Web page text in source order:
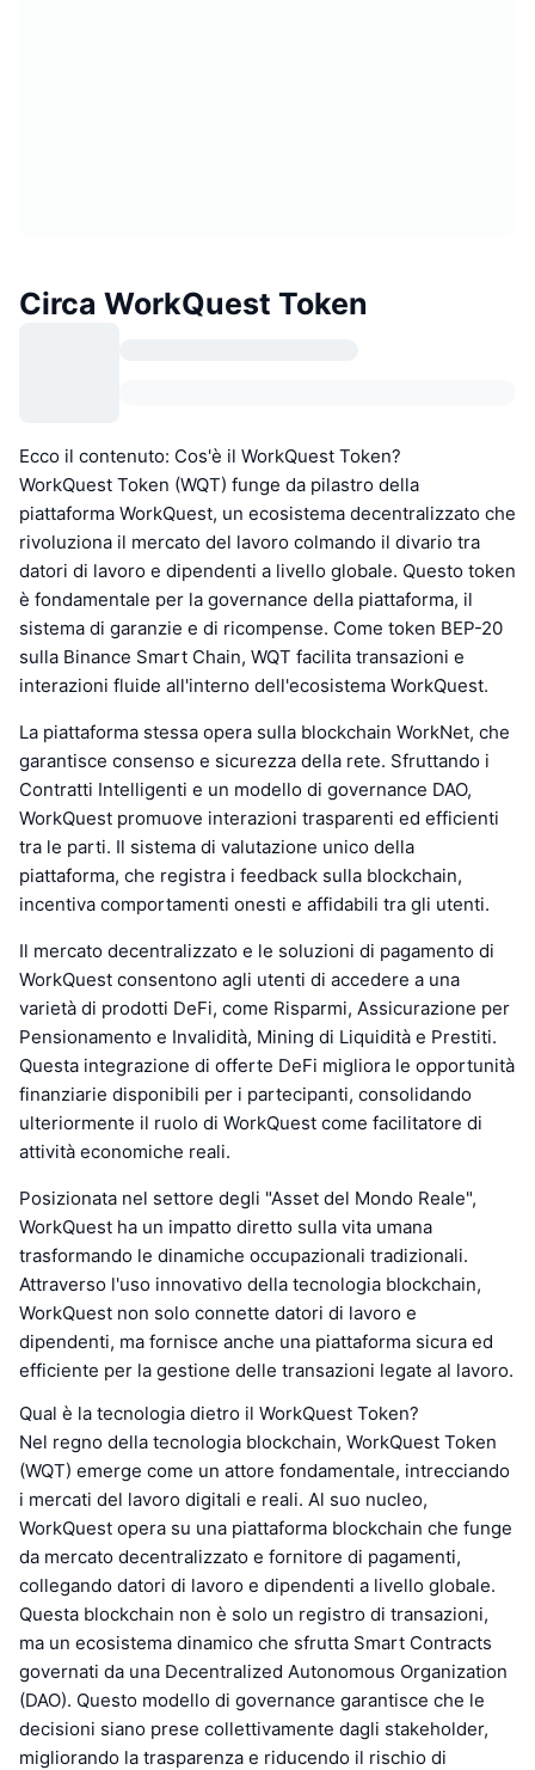
Circa WorkQuest Token
Ecco il contenuto: Cos'è il WorkQuest Token?
WorkQuest Token (WQT) funge da pilastro della
piattaforma WorkQuest, un ecosistema decentralizzato che
rivoluziona il mercato del lavoro colmando il divario tra
datori di lavoro e dipendenti a livello globale. Questo token
è fondamentale per la governance della piattaforma, il
sistema di garanzie e di ricompense. Come token BEP-20
sulla Binance Smart Chain, WQT facilita transazioni e
interazioni fluide all'interno dell'ecosistema WorkQuest.
La piattaforma stessa opera sulla blockchain WorkNet, che
garantisce consenso e sicurezza della rete. Sfruttando i
Contratti Intelligenti e un modello di governance DAO,
WorkQuest promuove interazioni trasparenti ed efficienti
tra le parti. Il sistema di valutazione unico della
piattaforma, che registra i feedback sulla blockchain,
incentiva comportamenti onesti e affidabili tra gli utenti.
Il mercato decentralizzato e le soluzioni di pagamento di
WorkQuest consentono agli utenti di accedere a una
varietà di prodotti DeFi, come Risparmi, Assicurazione per
Pensionamento e Invalidità, Mining di Liquidità e Prestiti.
Questa integrazione di offerte DeFi migliora le opportunità
finanziarie disponibili per i partecipanti, consolidando
ulteriormente il ruolo di WorkQuest come facilitatore di
attività economiche reali.
Posizionata nel settore degli "Asset del Mondo Reale",
WorkQuest ha un impatto diretto sulla vita umana
trasformando le dinamiche occupazionali tradizionali.
Attraverso l'uso innovativo della tecnologia blockchain,
WorkQuest non solo connette datori di lavoro e
dipendenti, ma fornisce anche una piattaforma sicura ed
efficiente per la gestione delle transazioni legate al lavoro.
Qual è la tecnologia dietro il WorkQuest Token?
Nel regno della tecnologia blockchain, WorkQuest Token
(WQT) emerge come un attore fondamentale, intrecciando
i mercati del lavoro digitali e reali. Al suo nucleo,
WorkQuest opera su una piattaforma blockchain che funge
da mercato decentralizzato e fornitore di pagamenti,
collegando datori di lavoro e dipendenti a livello globale.
Questa blockchain non è solo un registro di transazioni,
ma un ecosistema dinamico che sfrutta Smart Contracts
governati da una Decentralized Autonomous Organization
(DAO). Questo modello di governance garantisce che le
decisioni siano prese collettivamente dagli stakeholder,
migliorando la trasparenza e riducendo il rischio di